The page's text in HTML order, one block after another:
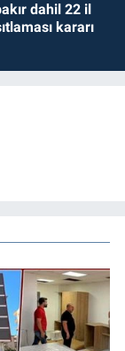
dahil 22 il
kararı